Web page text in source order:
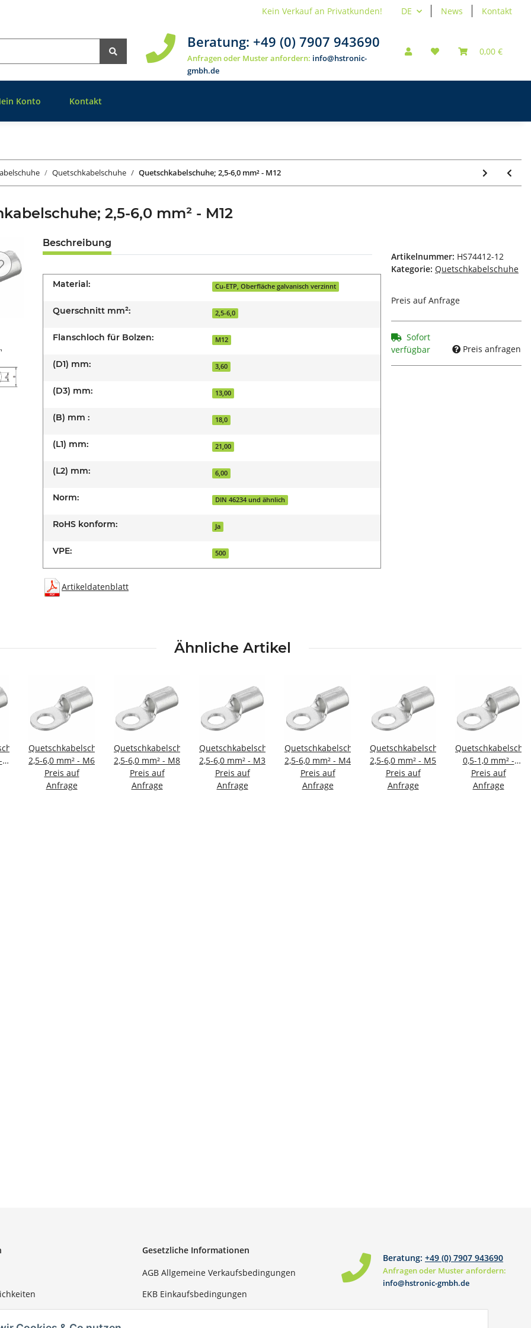
DE News Kontakt
Kein Verkauf an Privatkunden!
Beratung: +49 (0) 7907 943690
Anfragen oder Muster anfordern: info@hstronic-
gmbh.de
0,00 €
Konto Kontakt
Quetschkabelschuhe Quetschkabelschuhe; 2,5-6,0 mm² - M12
2,5-6,0 mm² - M12
Beschreibung
Material: Cu-ETP, Oberfläche galvanisch verzinnt
Querschnitt mm²: 2,5-6,0
Flanschloch für Bolzen: M12
(D1) mm: 3,60
(D3) mm: 13,00
(B) mm : 18,0
(L1) mm: 21,00
(L2) mm: 6,00
Norm: DIN 46234 und ähnlich
RoHS konform: Ja
VPE: 500
Artikeldatenblatt
Artikelnummer: HS74412-12
Kategorie: Quetschkabelschuhe
Preis auf Anfrage
Sofort
verfügbar
Preis anfragen
Ähnliche Artikel
Quetschkabelschuhe;
2,5-6,0 mm² - M6
Preis auf
Anfrage
Quetschkabelschuhe;
2,5-6,0 mm² - M8
Preis auf
Anfrage
Quetschkabelschuhe;
2,5-6,0 mm² - M3
Preis auf
Anfrage
Quetschkabelschuhe;
2,5-6,0 mm² - M4
Preis auf
Anfrage
Quetschkabelschuhe;
2,5-6,0 mm² - M5
Preis auf
Anfrage
0,5-1,0 mm² -
M12
Preis auf
Anfrage
Gesetzliche Informationen
AGB Allgemeine Verkaufsbedingungen
EKB Einkaufsbedingungen
Beratung: +49 (0) 7907 943690
Anfragen oder Muster anfordern:
info@hstronic-gmbh.de